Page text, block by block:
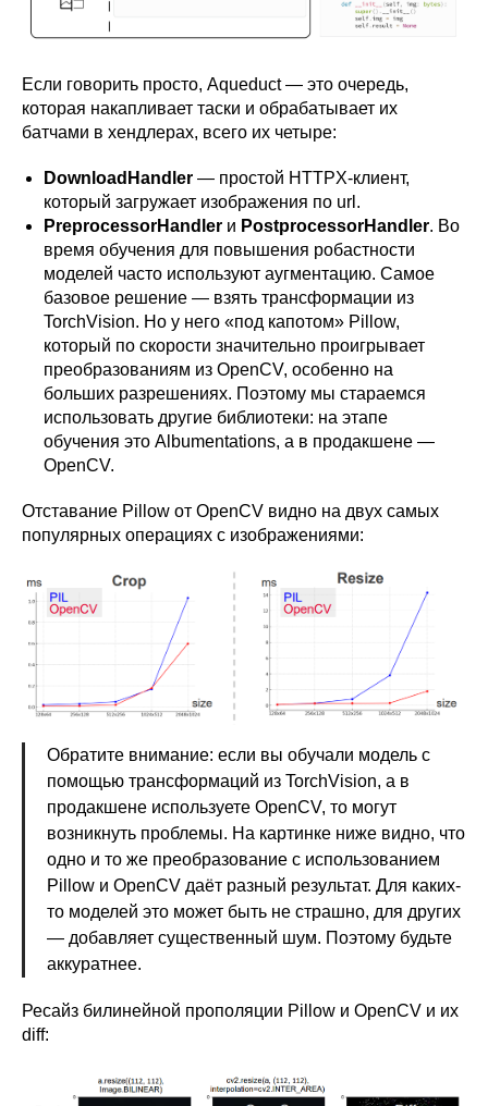
Если говорить просто, Aqueduct — это очередь,
которая накапливает таски и обрабатывает их
батчами в хендлерах, всего их четыре:
DownloadHandler — простой HTTPX-клиент,
который загружает изображения по url.
PreprocessorHandler и PostprocessorHandler. Во
время обучения для повышения робастности
моделей часто используют аугментацию. Самое
базовое решение — взять трансформации из
TorchVision. Но у него «под капотом» Pillow,
который по скорости значительно проигрывает
преобразованиям из OpenCV, особенно на
больших разрешениях. Поэтому мы стараемся
использовать другие библиотеки: на этапе
обучения это Albumentations, а в продакшене —
OpenCV.
Отставание Pillow от OpenCV видно на двух самых
популярных операциях с изображениями:
Обратите внимание: если вы обучали модель с
помощью трансформаций из TorchVision, а в
продакшене используете OpenCV, то могут
возникнуть проблемы. На картинке ниже видно, что
одно и то же преобразование с использованием
Pillow и OpenCV даёт разный результат. Для каких-
то моделей это может быть не страшно, для других
— добавляет существенный шум. Поэтому будьте
аккуратнее.
Ресайз билинейной прополяции Pillow и OpenCV и их
diff: